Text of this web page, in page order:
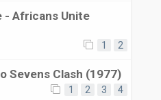
- Africans Unite
1 2
Sevens Clash (1977)
1 2 3 4